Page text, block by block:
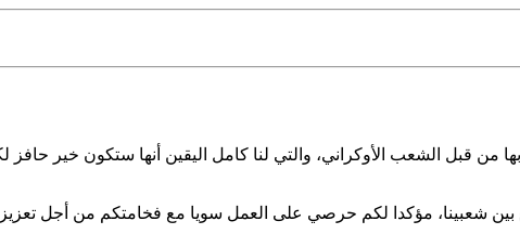
قبل الشعب الأوكراني، والتي لنا كامل اليقين أنها ستكون خير حافز
شعبينا، مؤكدا لكم حرصي على العمل سويا مع فخامتكم من أجل تعزيز